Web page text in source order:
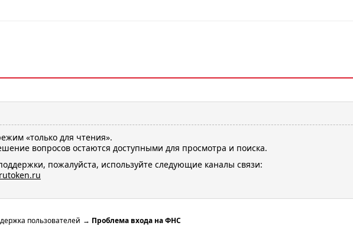
«только для чтения».
вопросов остаются доступными для просмотра и поиска.
пожалуйста, используйте следующие каналы связи:
пользователей → Проблема входа на ФНС